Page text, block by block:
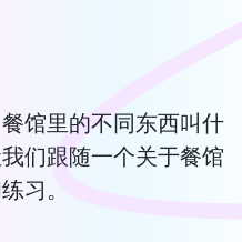
馆里的不同东西叫什
们跟随一个关于餐馆
习。